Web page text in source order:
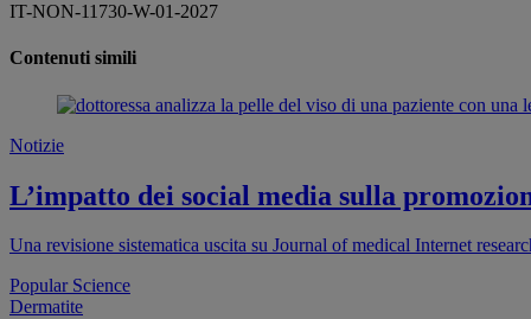
IT-NON-11730-W-01-2027
Contenuti simili
Notizie
L’impatto dei social media sulla
Una revisione sistematica uscita su Journal of medical Internet
Popular Science
Dermatite